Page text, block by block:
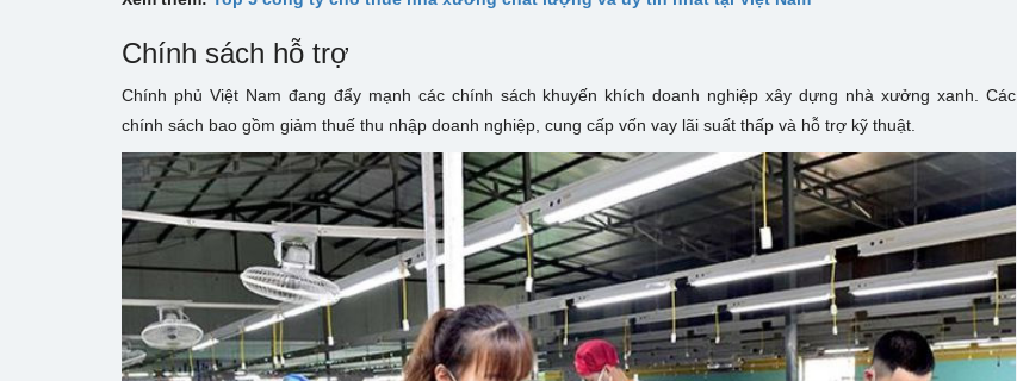
Chính sách hỗ trợ
Chính phủ Việt Nam đang đẩy mạnh các chính sách khuyến khích doanh nghiệp xây dựng nhà xưởng xanh. Các
chính sách bao gồm giảm thuế thu nhập doanh nghiệp, cung cấp vốn vay lãi suất thấp và hỗ trợ kỹ thuật.